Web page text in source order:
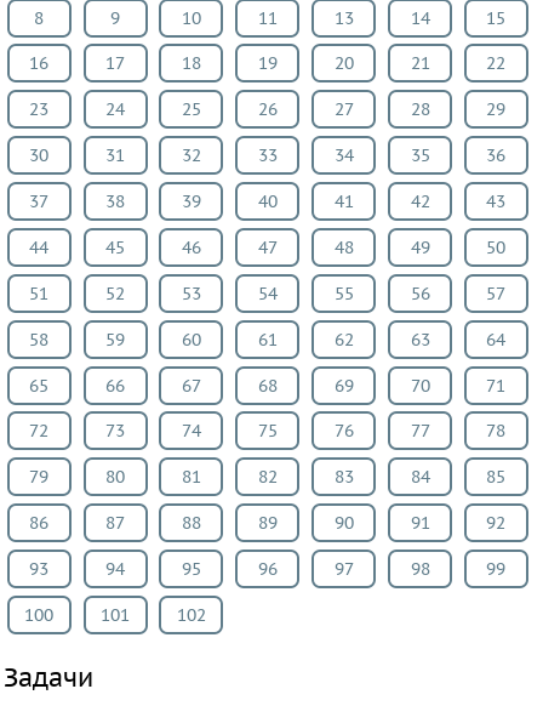
8 9 10 11 13 14 15
16 17 18 19 20 21 22
23 24 25 26 27 28 29
30 31 32 33 34 35 36
37 38 39 40 41 42 43
44 45 46 47 48 49 50
51 52 53 54 55 56 57
58 59 60 61 62 63 64
65 66 67 68 69 70 71
72 73 74 75 76 77 78
79 80 81 82 83 84 85
86 87 88 89 90 91 92
93 94 95 96 97 98 99
100 101 102
Задачи